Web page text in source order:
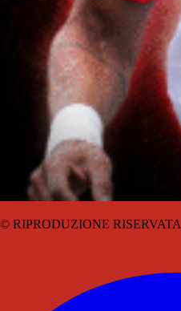
© RIPRODUZIONE RISERVATA